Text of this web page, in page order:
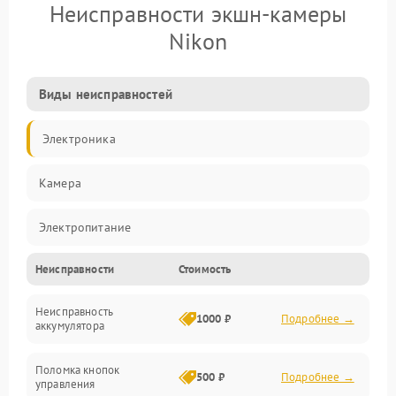
Неисправности экшн-камеры
Nikon
Виды неисправностей
Электроника
Камера
Электропитание
Память/Носитель
Хранение данных
Неисправности Стоимость
Неисправность
аккумулятора
1000 ₽ Подробнее →
Поломка кнопок
управления
500 ₽ Подробнее →